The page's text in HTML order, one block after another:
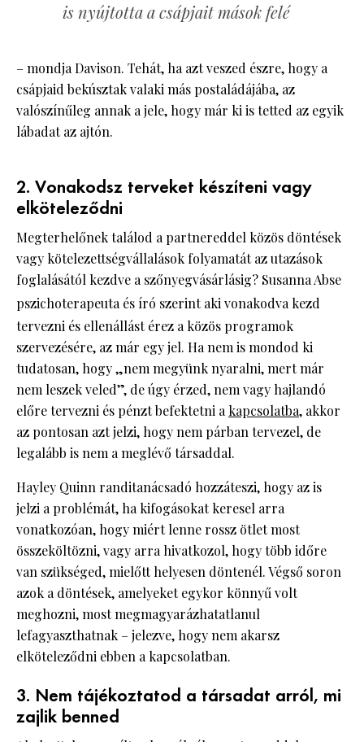
is nyújtotta a csápjait mások felé
– mondja Davison. Tehát, ha azt veszed észre, hogy a
csápjaid bekúsztak valaki más postaládájába, az
valószínűleg annak a jele, hogy már ki is tetted az egyik
lábadat az ajtón.
2. Vonakodsz terveket készíteni vagy
elköteleződni
Megterhelőnek találod a partnereddel közös döntések
vagy kötelezettségvállalások folyamatát az utazások
foglalásától kezdve a szőnyegvásárlásig? Susanna Abse
pszichoterapeuta és író szerint aki vonakodva kezd
tervezni és ellenállást érez a közös programok
szervezésére, az már egy jel. Ha nem is mondod ki
tudatosan, hogy „nem megyünk nyaralni, mert már
nem leszek veled”, de úgy érzed, nem vagy hajlandó
előre tervezni és pénzt befektetni akapcsolatba, akkor
az pontosan azt jelzi, hogy nem párban tervezel, de
legalább is nem a meglévő társaddal.
Hayley Quinn randitanácsadó hozzáteszi, hogy az is
jelzi a problémát, ha kifogásokat keresel arra
vonatkozóan, hogy miért lenne rossz ötlet most
összeköltözni, vagy arra hivatkozol, hogy több időre
van szükséged, mielőtt helyesen döntenél. Végső soron
azok a döntések, amelyeket egykor könnyű volt
meghozni, most megmagyarázhatatlanul
lefagyaszthatnak – jelezve, hogy nem akarsz
elköteleződni ebben a kapcsolatban.
3. Nem tájékoztatod a társadat arról, mi
zajlik benned